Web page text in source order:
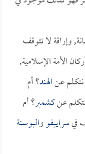
وإراقة لا تتوقف
الأمة الإسلامية,
نتكلم عنالهند؟ أم
عنكشمير؟ أم
فيسراييفووالبوسنة